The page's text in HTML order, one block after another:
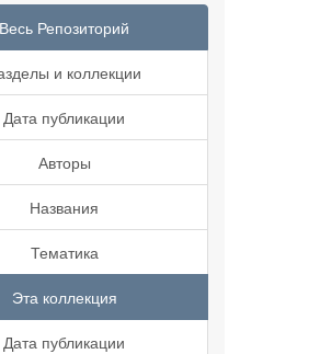
Весь Репозиторий
и коллекции
Дата публикации
Авторы
Названия
Тематика
Эта коллекция
Дата публикации